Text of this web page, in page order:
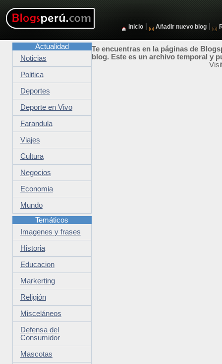
Inicio Añadir nuevo blog
Te encuentras en la páginas de
blog. Este es un archivo temporal y
Actualidad
Noticias
Politica
Deportes
Deporte en Vivo
Farandula
Viajes
Cultura
Negocios
Economia
Mundo
Temáticos
Imagenes y frases
Historia
Educacion
Markerting
Religión
Misceláneos
Defensa del
Consumidor
Mascotas